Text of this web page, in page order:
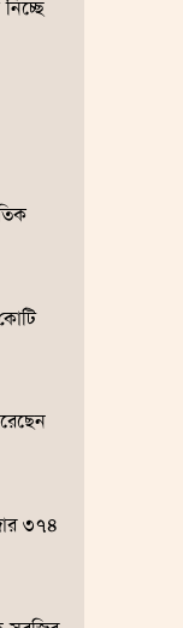
৩৭৪